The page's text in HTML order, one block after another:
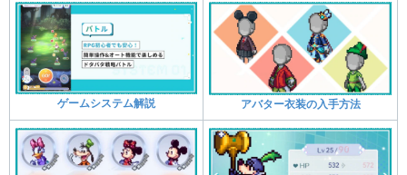
ゲームシステム解説 アバター衣装の入手方法